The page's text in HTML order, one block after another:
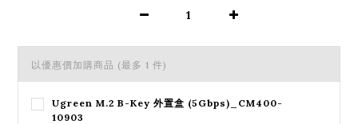
以優惠價加購商品 (最多 1 件)
Ugreen M.2 B-Key 外置盒 (5Gbps)_CM400-
10903